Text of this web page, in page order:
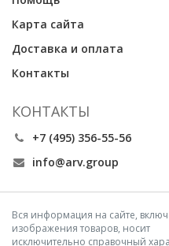
Карта сайта
Доставка и оплата
Контакты
КОНТАКТЫ
+7 (495) 356-55-56
info@arv.group
Вся информация на сайте,
изображения товаров, носит
исключительно справочный